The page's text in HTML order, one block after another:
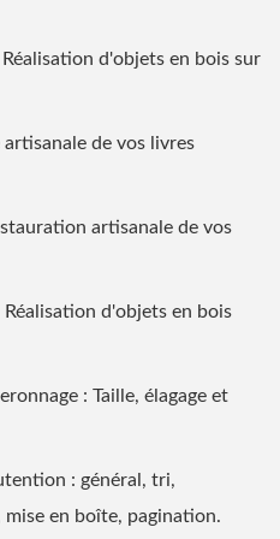
d'objets en bois sur
artisanale de vos livres
artisanale de vos
d'objets en bois
: Taille, élagage et
: général, tri,
en boîte, pagination.